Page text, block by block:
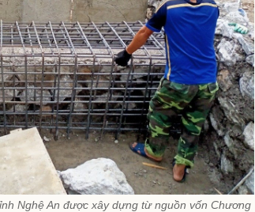
Nghệ An được xây dựng từ nguồn vốn Chương